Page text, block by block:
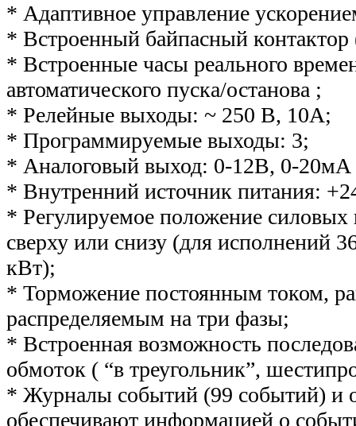
* Адаптивное управление
* Встроенный байпасный
* Встроенные часы реального
автоматического пуска/останова ;
* Релейные выходы: ~ 250 В, 10А;
* Программируемые выходы: 3;
* Аналоговый выход: 0-12В, 0-20мА
* Внутренний источник питания:
* Регулируемое положение
сверху или снизу (для исполнений
кВт);
* Торможение постоянным током,
распределяемым на три фазы;
* Встроенная возможность
обмоток ( “в треугольник”,
* Журналы событий (99 событий) и
обеспечивают информацией о